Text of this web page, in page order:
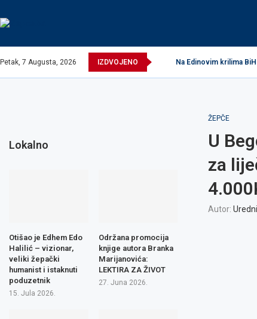
Petak, 7 Augusta, 2026 IZDVOJENO Na Edinovim krilima
ŽEPČE
U
za
Autor:
Lokalno
Otišao je Edhem Edo
Halilić – vizionar,
veliki žepački
humanist i istaknuti
poduzetnik
15. Jula 2026.
Održana promocija
knjige autora Branka
Marijanovića:
LEKTIRA ZA ŽIVOT
27. Juna 2026.